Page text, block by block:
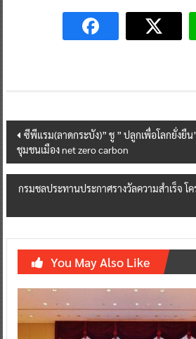
Post
navigation
ซีพีแรม(ลาดกระบัง)” ชู ” ปลูกเพื่อโลกยั่งยื
ชุมชนเมือง net zero carbon
กรมชลประทานประกาศรางวัลความสำเร็จ โ
You May Also Like